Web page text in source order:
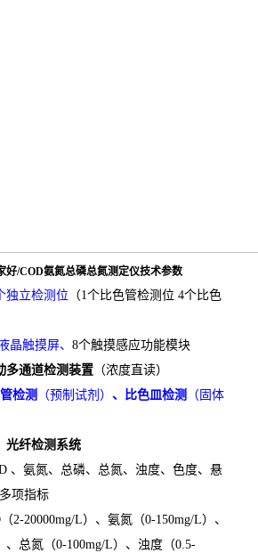
好/COD氨氮总磷总氮测定仪技术参数
独立检测位 （1个比色管检测位 4个比色
晶触摸屏、 8个触摸感应功能模块
多通道检测装置 （浓度直读）
检测 （预制试剂） 、比色皿检测
（固体
光纤检测系统
、氨氮、总磷、总氮、浊度、色度、 悬
项指标
2-20000mg/L）、氨氮（0-150mg/L）、
、总氮（0-100mg/L）、浊度（0.5-